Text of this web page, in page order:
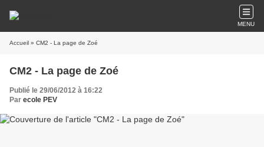
MENU
Accueil » CM2 - La page de Zoé
CM2 - La page de Zoé
Publié le 29/06/2012 à 16:22
Par ecole PEV